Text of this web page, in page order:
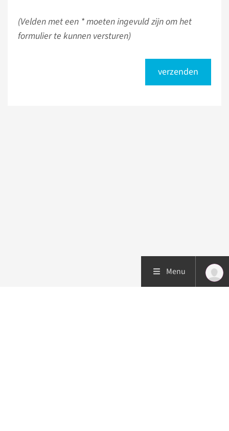
(Velden met een * moeten ingevuld zijn om het
formulier te kunnen versturen)
verzenden
Menu